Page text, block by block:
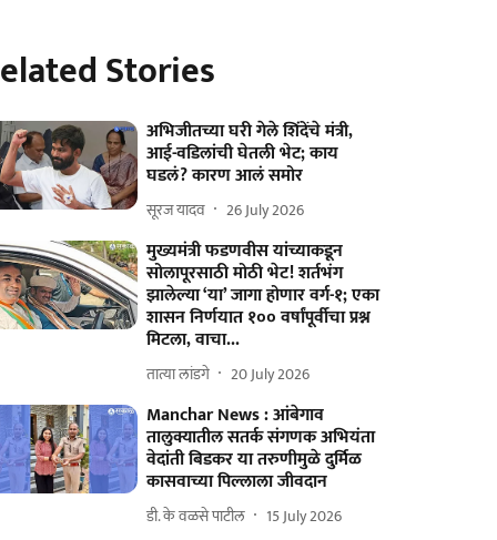
Stories
अभिजीतच्या घरी गेले शिंदेंचे मंत्री,
आई-वडिलांची घेतली भेट; काय
घडलं? कारण आलं समोर
सूरज यादव 26 July 2026
मुख्यमंत्री फडणवीस यांच्याकडून
सोलापूरसाठी मोठी भेट! शर्तभंग
झालेल्या ‘या’ जागा होणार वर्ग-१; एका
शासन निर्णयात १०० वर्षांपूर्वीचा प्रश्न
मिटला, वाचा...
तात्या लांडगे 20 July 2026
Manchar News : आंबेगाव
तालुक्यातील सतर्क संगणक अभियंता
वेदांती बिडकर या तरुणीमुळे दुर्मिळ
कासवाच्या पिल्लाला जीवदान
डी. के वळसे पाटील 15 July 2026